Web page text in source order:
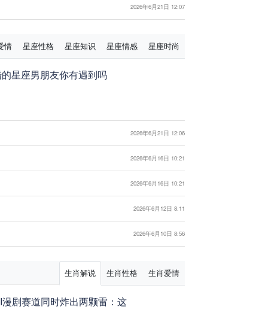
2026年6月21日 12:07
情 星座性格 星座知识 星座情感 星座时尚
星座男朋友你有遇到吗
2026年6月21日 12:06
2026年6月16日 10:21
2026年6月16日 10:21
2026年6月12日 8:11
2026年6月10日 8:56
生肖解说 生肖性格 生肖爱情
剧赛道同时炸出两颗雷：这